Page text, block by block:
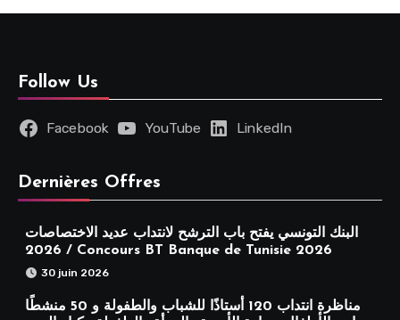
Follow Us
Facebook YouTube LinkedIn
Dernières Offres
البنك التونسي يفتح باب الترشح لانتداب عديد الاختصاصات
2026 / Concours BT Banque de Tunisie 2026
30 juin 2026
مناظرة انتداب 120 أستاذًا للشباب والطفولة و 50 منشطًا